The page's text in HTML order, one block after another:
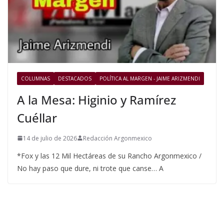
COLUMNAS DESTACADOS POLÍTICA AL MARGEN - JAIME ARIZMENDI
A la Mesa: Higinio y Ramírez
Cuéllar
14 de julio de 2026 Redacción Argonmexico
*Fox y las 12 Mil Hectáreas de su Rancho Argonmexico /
No hay paso que dure, ni trote que canse… A